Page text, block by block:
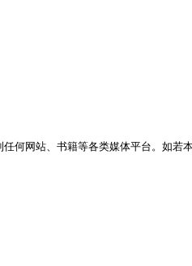
何网站、书籍等各类媒体平台。如若